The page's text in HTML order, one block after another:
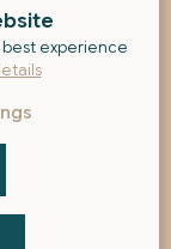
sui Cookie
experience